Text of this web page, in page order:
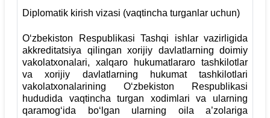
Diplomatik kirish vizasi (vaqtincha turganlar uchun)
O‘zbekiston Respublikasi Tashqi ishlar vazirligida
akkreditatsiya qilingan xorijiy davlatlarning doimiy
vakolatxonalari, xalqaro hukumatlararo tashkilotlar
va xorijiy davlatlarning hukumat tashkilotlari
vakolatxonalarining O‘zbekiston Respublikasi
hududida vaqtincha turgan xodimlari va ularning
qaramog‘ida bo‘lgan ularning oila a’zolariga